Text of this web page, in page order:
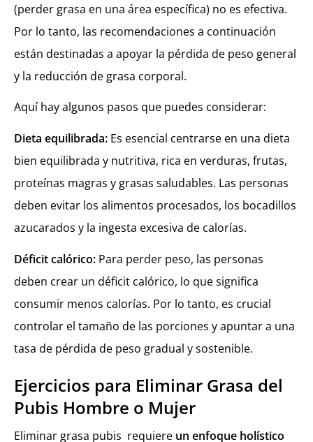
(perder grasa en una área específica) no es efectiva.
Por lo tanto, las recomendaciones a continuación
están destinadas a apoyar la pérdida de peso general
y la reducción de grasa corporal.
Aquí hay algunos pasos que puedes considerar:
Dieta equilibrada: Es esencial centrarse en una dieta
bien equilibrada y nutritiva, rica en verduras, frutas,
proteínas magras y grasas saludables. Las personas
deben evitar los alimentos procesados, los bocadillos
azucarados y la ingesta excesiva de calorías.
Déficit calórico: Para perder peso, las personas
deben crear un déficit calórico, lo que significa
consumir menos calorías. Por lo tanto, es crucial
controlar el tamaño de las porciones y apuntar a una
tasa de pérdida de peso gradual y sostenible.
Ejercicios para Eliminar Grasa del
Pubis Hombre o Mujer
Eliminar grasa pubis requiere un enfoque holístico